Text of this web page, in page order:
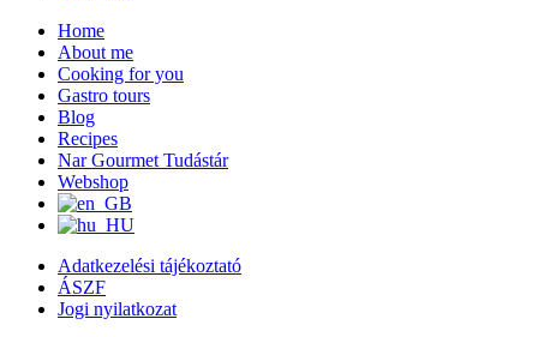
Home
About me
Cooking for you
Gastro tours
Blog
Recipes
Nar Gourmet Tudástár
Webshop
Adatkezelési tájékoztató
ÁSZF
Jogi nyilatkozat